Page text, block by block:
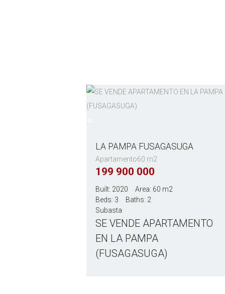
LA PAMPA FUSAGASUGA
Apartamento60 m2
199 900 000
Built: 2020 Area: 60 m2
Beds: 3 Baths: 2
Subasta
SE VENDE APARTAMENTO
EN LA PAMPA
(FUSAGASUGA)